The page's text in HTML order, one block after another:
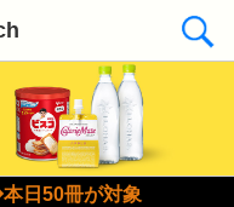
日50冊が対象